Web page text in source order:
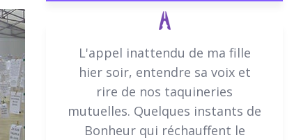
L'appel inattendu de ma fille
hier soir, entendre sa voix et
rire de nos taquineries
mutuelles. Quelques instants de
Bonheur qui réchauffent le